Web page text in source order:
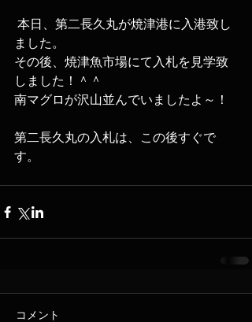
ました。
その後、焼津魚市場にて入札を見学致
しました！＾＾
南マグロが沢山並んでいましたよ～！
第二長久丸の入札は、この後すぐで
す。
コメント